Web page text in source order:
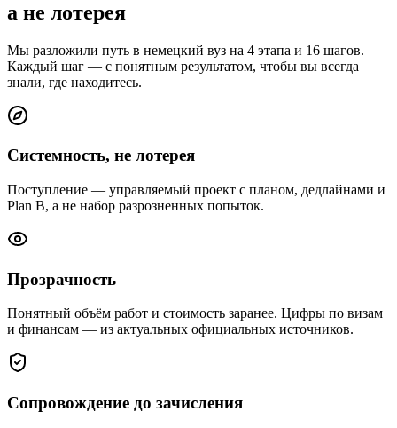
а не лотерея
Мы разложили путь в немецкий вуз на 4 этапа и 16 шагов.
Каждый шаг — с понятным результатом, чтобы вы всегда
знали, где находитесь.
Системность, не лотерея
Поступление — управляемый проект с планом, дедлайнами и
Plan B, а не набор разрозненных попыток.
Прозрачность
Понятный объём работ и стоимость заранее. Цифры по визам
и финансам — из актуальных официальных источников.
Сопровождение до зачисления